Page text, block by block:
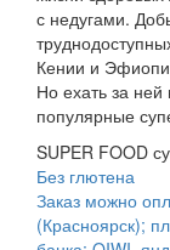
с недугами.
Кении и
Но ехать за
популярные
SUPER FOOD
Без глютена
Заказ можно
(Красноярск);